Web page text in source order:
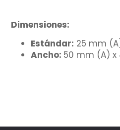
Dimensiones:
Estándar: 25 mm
Ancho: 50 mm (A) x